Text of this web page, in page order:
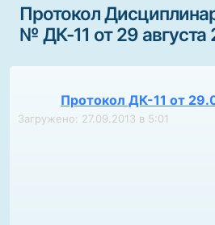
Протокол
№ ДК-11 от 29 августа
Протокол ДК-11 от
Загружено: 27.09.2013 в 5:01